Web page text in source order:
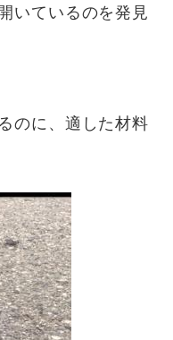
いているのを発見
のに、適した材料